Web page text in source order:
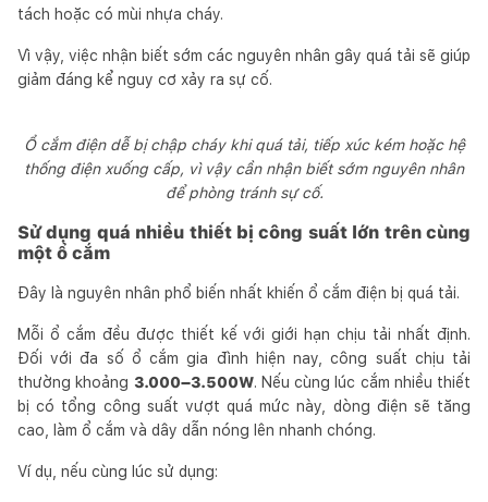
tách hoặc có mùi nhựa cháy.
Vì vậy, việc nhận biết sớm các nguyên nhân gây quá tải sẽ giúp
giảm đáng kể nguy cơ xảy ra sự cố.
Ổ cắm điện dễ bị chập cháy khi quá tải, tiếp xúc kém hoặc hệ
thống điện xuống cấp, vì vậy cần nhận biết sớm nguyên nhân
để phòng tránh sự cố.
Sử dụng quá nhiều thiết bị công suất lớn trên cùng
một ổ cắm
Đây là nguyên nhân phổ biến nhất khiến ổ cắm điện bị quá tải.
Mỗi ổ cắm đều được thiết kế với giới hạn chịu tải nhất định.
Đối với đa số ổ cắm gia đình hiện nay, công suất chịu tải
thường khoảng 3.000–3.500W. Nếu cùng lúc cắm nhiều thiết
bị có tổng công suất vượt quá mức này, dòng điện sẽ tăng
cao, làm ổ cắm và dây dẫn nóng lên nhanh chóng.
Ví dụ, nếu cùng lúc sử dụng: